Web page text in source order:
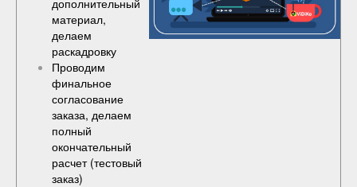
дополнительный
материал,
делаем
раскадровку
Проводим
финальное
согласование
заказа, делаем
полный
окончательный
расчет (тестовый
заказ)